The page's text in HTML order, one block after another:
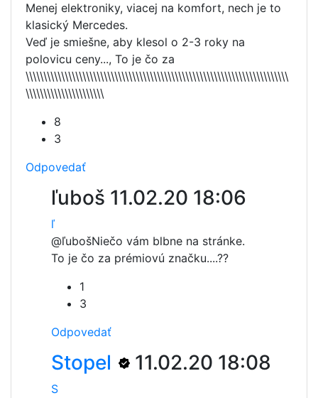
Menej elektroniky, viacej na komfort, nech je to
klasický Mercedes.
Veď je smiešne, aby klesol o 2-3 roky na
polovicu ceny..., To je čo za
\\\\\\\\\\\\\\\\\\\\\\\\\\\\\\\\\\\\\\\\\\\\\\\\\\\\\\\\\\\\\\\\\\\\\\\\\\
\\\\\\\\\\\\\\\\\\\\\\
8
3
Odpovedať
ľuboš 11.02.20 18:06
ľ
@ľubošNiečo vám blbne na stránke.
To je čo za prémiovú značku....??
1
3
Odpovedať
Stopel 11.02.20 18:08
S